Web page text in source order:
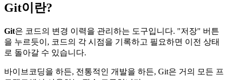
Git이란?
Git은 코드의 변경 이력을 관리하는 도구입니다. "저장" 버튼
을 누르듯이, 코드의 각 시점을 기록하고 필요하면 이전 상태
로 돌아갈 수 있습니다.
바이브코딩을 하든, 전통적인 개발을 하든, Git은 거의 모든 프